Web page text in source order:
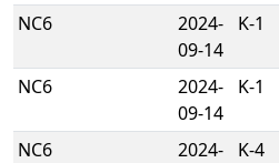
NC6
2024-
09-14
K-1
NC6
2024-
09-14
K-1
NC6
2024-
K-4